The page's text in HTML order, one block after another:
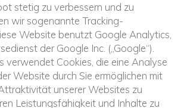
stetig zu verbessern und zu
wir sogenannte Tracking-
Website benutzt Google Analytics,
der Google Inc. („Google“).
verwendet Cookies, die eine Analyse
Website durch Sie ermöglichen mit
unserer Websites zu
Leistungsfähigkeit und Inhalte zu